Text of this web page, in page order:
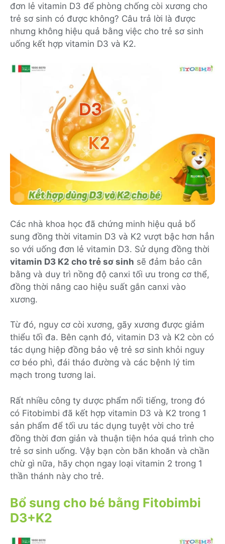
đơn lẻ vitamin D3 để phòng chống còi xương cho
trẻ sơ sinh có được không? Câu trả lời là được
nhưng không hiệu quả bằng việc cho trẻ sơ sinh
uống kết hợp vitamin D3 và K2.
Các nhà khoa học đã chứng minh hiệu quả bổ
sung đồng thời vitamin D3 và K2 vượt bậc hơn hẳn
so với uống đơn lẻ vitamin D3. Sử dụng đồng thời
vitamin D3 K2 cho trẻ sơ sinh sẽ đảm bảo cân
bằng và duy trì nồng độ canxi tối ưu trong cơ thể,
đồng thời nâng cao hiệu suất gắn canxi vào
xương.
Từ đó, nguy cơ còi xương, gãy xương được giảm
thiểu tối đa. Bên cạnh đó, vitamin D3 và K2 còn có
tác dụng hiệp đồng bảo vệ trẻ sơ sinh khỏi nguy
cơ béo phì, đái tháo đường và các bệnh lý tim
mạch trong tương lai.
Rất nhiều công ty dược phẩm nổi tiếng, trong đó
có Fitobimbi đã kết hợp vitamin D3 và K2 trong 1
sản phẩm để tối ưu tác dụng tuyệt vời cho trẻ
đồng thời đơn giản và thuận tiện hóa quá trình cho
trẻ sơ sinh uống. Vậy bạn còn băn khoăn và chần
chừ gì nữa, hãy chọn ngay loại vitamin 2 trong 1
thần thánh này cho trẻ.
Bổ sung cho bé bằng Fitobimbi
D3+K2